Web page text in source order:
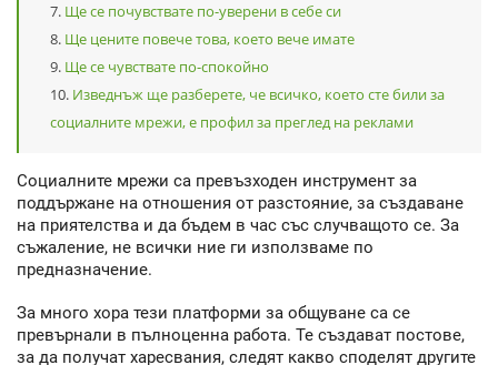
Ще се почувствате по-уверени в себе си
Ще цените повече това, което вече имате
Ще се чувствате по-спокойно
Изведнъж ще разберете, че всичко, което сте били за
социалните мрежи, е профил за преглед на реклами
Социалните мрежи са превъзходен инструмент за
поддържане на отношения от разстояние, за създаване
на приятелства и да бъдем в час със случващото се. За
съжаление, не всички ние ги използваме по
предназначение.
За много хора тези платформи за общуване са се
превърнали в пълноценна работа. Те създават постове,
за да получат харесвания, следят какво споделят другите